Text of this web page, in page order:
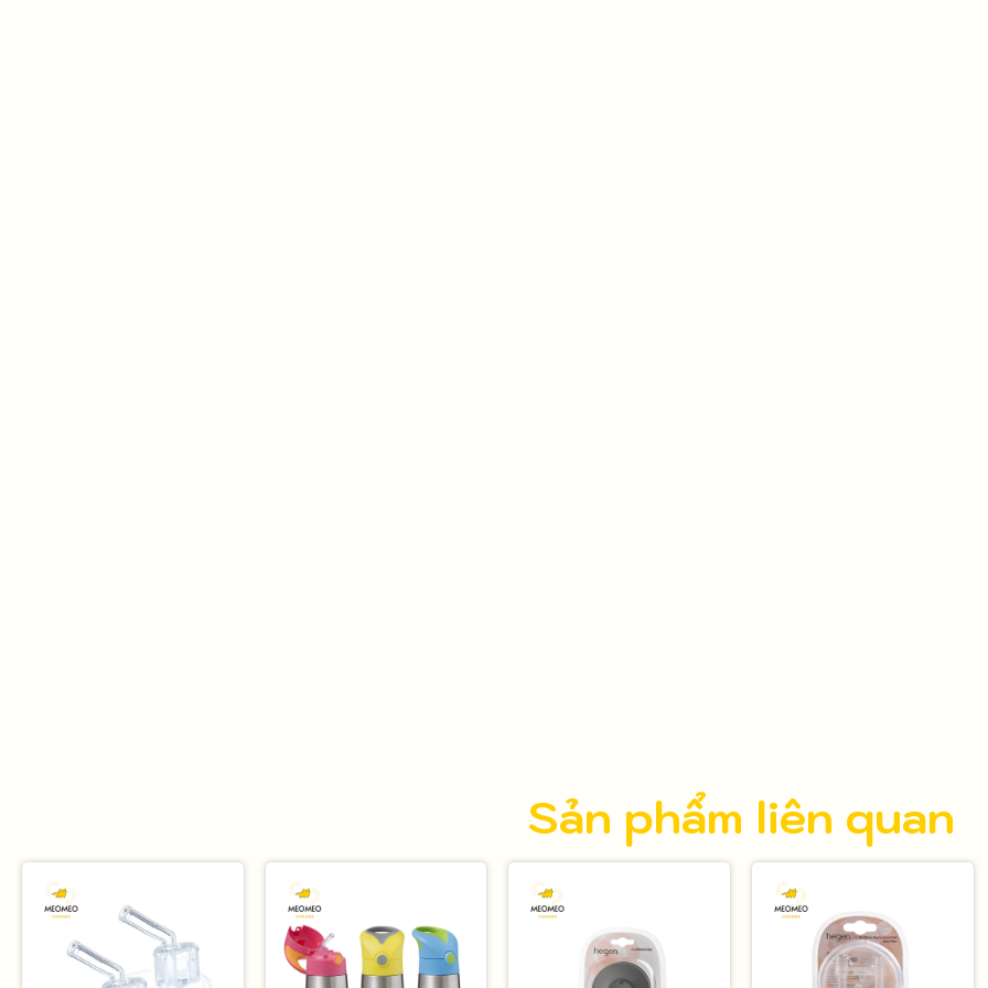
Sản phẩm liên quan